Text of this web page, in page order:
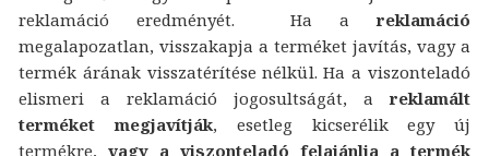
reklamáció eredményét. Ha areklamáció
megalapozatlan, visszakapja a terméket javítás, vagy a
termék árának visszatérítése nélkül. Ha a viszonteladó
elismeri a reklamáció jogosultságát, areklamált
terméket megjavítják, esetleg kicserélik egy új
termékre, vagy a viszonteladó felajánlja a termék